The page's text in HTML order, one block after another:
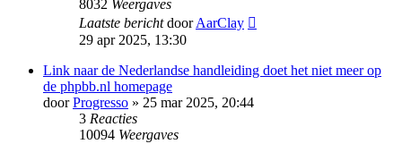
8032 Weergaves
Laatste berichtdoorAarClay
29 apr 2025, 13:30
Link naar de Nederlandse handleiding doet het niet meer op
de phpbb.nl homepage
doorProgresso » 25 mar 2025, 20:44
3 Reacties
10094 Weergaves